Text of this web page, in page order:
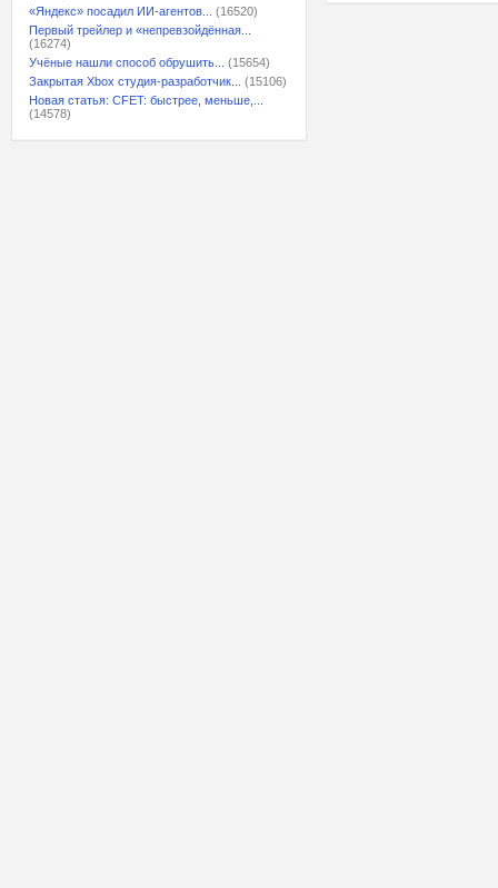
«Яндекс» посадил ИИ-агентов...
(16520)
Первый трейлер и «непревзойдённая...
(16274)
Учёные нашли способ обрушить...
(15654)
Закрытая Xbox студия-разработчик...
(15106)
Новая статья: CFET: быстрее, меньше,...
(14578)